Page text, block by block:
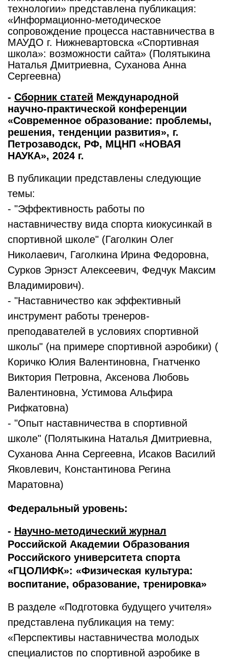
технологии» представлена публикация:
«Информационно-методическое
сопровождение процесса наставничества в
МАУДО г. Нижневартовска «Спортивная
школа»: возможности сайта» (Полятыкина
Наталья Дмитриевна, Суханова Анна
Сергеевна)
- Сборник статей Международной
научно-практической конференции
«Современное образование: проблемы,
решения, тенденции развития», г.
Петрозаводск, РФ, МЦНП «НОВАЯ
НАУКА», 2024 г.
В публикации представлены следующие
темы:
- "Эффективность работы по
наставничеству вида спорта киокусинкай в
спортивной школе" (Гаголкин Олег
Николаевич, Гаголкина Ирина Федоровна,
Сурков Эрнэст Алексеевич, Федчук Максим
Владимирович).
- "Наставничество как эффективный
инструмент работы тренеров-
преподавателей в условиях спортивной
школы" (на примере спортивной аэробики) (
Коричко Юлия Валентиновна, Гнатченко
Виктория Петровна, Аксенова Любовь
Валентиновна, Устимова Альфира
Рифкатовна)
- "Опыт наставничества в спортивной
школе" (Полятыкина Наталья Дмитриевна,
Суханова Анна Сергеевна, Исаков Василий
Яковлевич, Константинова Регина
Маратовна)
Федеральный уровень:
- Научно-методический журнал
Российской Академии Образования
Российского университета спорта
«ГЦОЛИФК»: «Физическая культура:
воспитание, образование, тренировка»
В разделе «Подготовка будущего учителя»
представлена публикация на тему:
«Перспективы наставничества молодых
специалистов по спортивной аэробике в